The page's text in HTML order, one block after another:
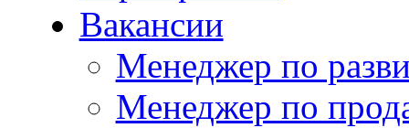
Вакансии
Менеджер по
Менеджер по